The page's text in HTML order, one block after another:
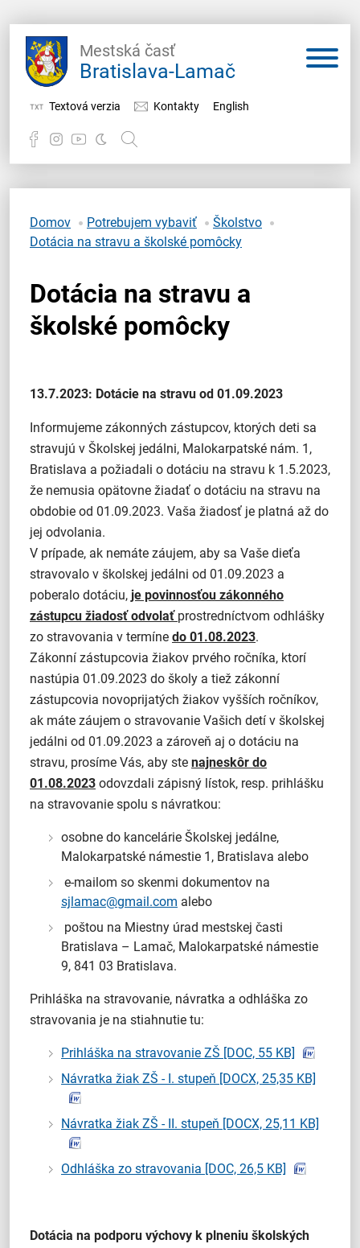
Mestská časť
Bratislava-Lamač
Textová verzia Kontakty English
Samospráva
O Lamači
Domov Potrebujem vybaviť
Školstvo
Dotácia na stravu a školské pomôcky
Dotácia na stravu a
školské pomôcky
13.7.2023: Dotácie na stravu od 01.09.2023
Informujeme zákonných zástupcov, ktorých deti sa
stravujú v Školskej jedálni, Malokarpatské nám. 1,
Bratislava a požiadali o dotáciu na stravu k 1.5.2023,
že nemusia opätovne žiadať o dotáciu na stravu na
obdobie od 01.09.2023. Vaša žiadosť je platná až do
jej odvolania.
V prípade, ak nemáte záujem, aby sa Vaše dieťa
stravovalo v školskej jedálni od 01.09.2023 a
poberalo dotáciu, je povinnosťou zákonného
zástupcu žiadosť odvolať prostredníctvom odhlášky
zo stravovania v termíne do 01.08.2023.
Zákonní zástupcovia žiakov prvého ročníka, ktorí
nastúpia 01.09.2023 do školy a tiež zákonní
zástupcovia novoprijatých žiakov vyšších ročníkov,
ak máte záujem o stravovanie Vašich detí v školskej
jedálni od 01.09.2023 a zároveň aj o dotáciu na
stravu, prosíme Vás, aby ste najneskôr do
01.08.2023 odovzdali zápisný lístok, resp. prihlášku
na stravovanie spolu s návratkou:
osobne do kancelárie Školskej jedálne,
Malokarpatské námestie 1, Bratislava alebo
e-mailom so skenmi dokumentov na
sjlamac@gmail.com alebo
poštou na Miestny úrad mestskej časti
Bratislava – Lamač, Malokarpatské námestie
9, 841 03 Bratislava.
Prihláška na stravovanie, návratka a odhláška zo
stravovania je na stiahnutie tu:
Prihláška na stravovanie ZŠ [DOC, 55 KB]
Návratka žiak ZŠ - I. stupeň [DOCX, 25,35 KB]
Návratka žiak ZŠ - II. stupeň [DOCX, 25,11 KB]
Odhláška zo stravovania [DOC, 26,5 KB]
Dotácia na podporu výchovy k plneniu školských